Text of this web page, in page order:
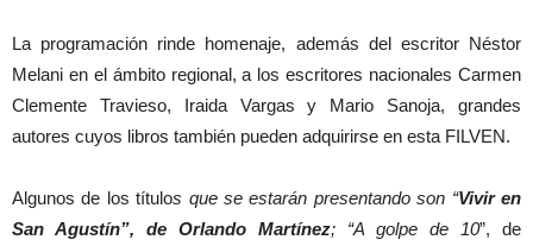
La programación rinde homenaje, además del escritor Néstor
Melani en el ámbito regional, a los escritores nacionales Carmen
Clemente Travieso, Iraida Vargas y Mario Sanoja, grandes
autores cuyos libros también pueden adquirirse en esta FILVEN.
Algunos de los títulos que se estarán presentando son “Vivir en
San Agustín”, de Orlando Martínez; “A golpe de 10”, de